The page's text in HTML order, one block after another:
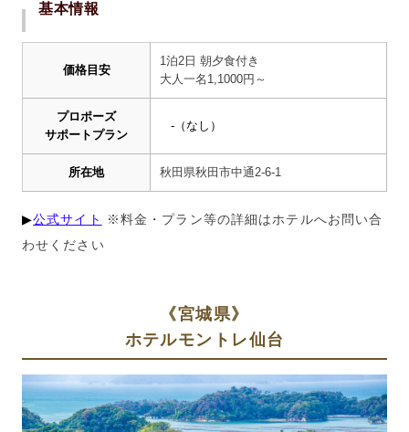
基本情報
価格目安
1泊2日 朝夕食付き
大人一名 1,1000円～
プロポーズ
サポートプラン
- （なし）
所在地 秋田県秋田市中通2-6-1
▶︎公式サイト
※料金・プラン等の詳細はホテルへお問い合
わせください
《宮城県》
ホテルモントレ仙台